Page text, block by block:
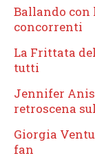
Ballando con
concorrenti
La Frittata
tutti
Jennifer
retroscena
Giorgia
fan